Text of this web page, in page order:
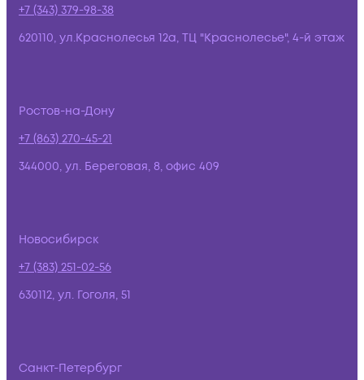
+7 (343) 379-98-38
620110, ул.Краснолесья 12а, ТЦ "Краснолесье", 4-й этаж
Ростов-на-Дону
+7 (863) 270-45-21
344000, ул. Береговая, 8, офис 409
Новосибирск
+7 (383) 251-02-56
630112, ул. Гоголя, 51
Санкт-Петербург